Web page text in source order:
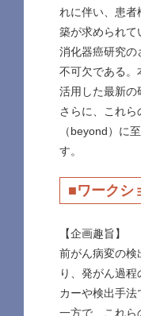
れに伴い、患者
築が求められて
消化器癌研究の
不可欠である。
活用した最新の
さらに、これ
（beyond）に
す。
■ワークシ
【企画趣旨】
前がん病変の検
り、発がん過
カーや検出手
一方で、これら